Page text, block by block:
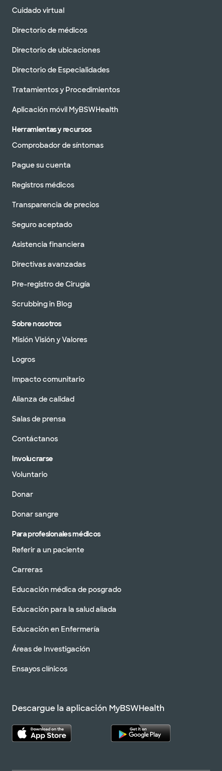
Cuidado virtual
Directorio de médicos
Directorio de ubicaciones
Directorio de Especialidades
Tratamientos y Procedimientos
Aplicación móvil MyBSWHealth
Herramientas y recursos
Comprobador de síntomas
Pague su cuenta
Registros médicos
Transparencia de precios
Seguro aceptado
Asistencia financiera
Directivas avanzadas
Pre-registro de Cirugía
Scrubbing in Blog
Sobre nosotros
Misión Visión y Valores
Logros
Impacto comunitario
Alianza de calidad
Salas de prensa
Contáctanos
Involucrarse
Voluntario
Donar
Donar sangre
Para profesionales médicos
Referir a un paciente
Carreras
Educación médica de posgrado
Educación para la salud aliada
Educación en Enfermería
Áreas de Investigación
Ensayos clínicos
Descargue la aplicación MyBSWHealth